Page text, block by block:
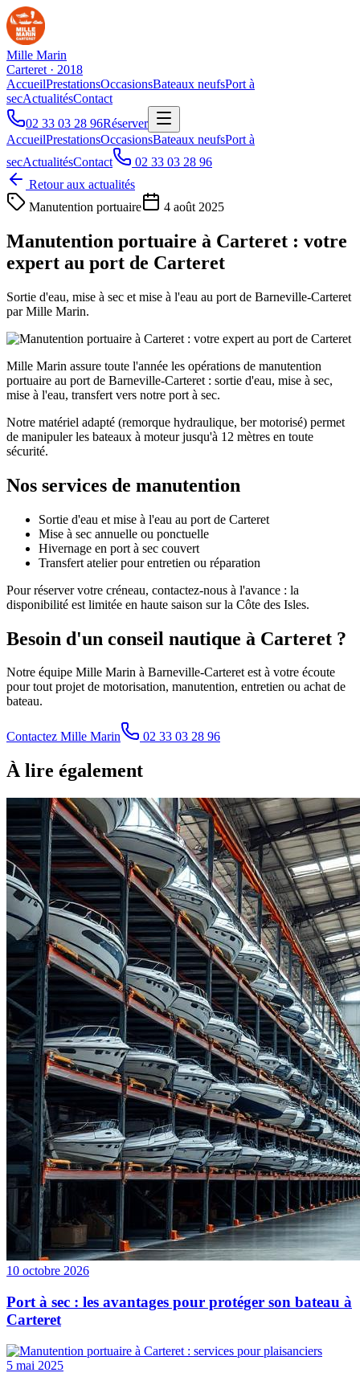
Mille Marin
Carteret · 2018
AccueilPrestationsOccasionsBateaux neufsPort à
secActualitésContact
02 33 03 28 96Réserver
AccueilPrestationsOccasionsBateaux neufsPort à
secActualitésContact
02 33 03 28 96
Retour aux actualités
Manutention portuaire
4 août 2025
Manutention portuaire à Carteret : votre
expert au port de Carteret
Sortie d'eau, mise à sec et mise à l'eau au port de Barneville-Carteret
par Mille Marin.
Mille Marin assure toute l'année les opérations de manutention
portuaire au port de Barneville-Carteret : sortie d'eau, mise à sec,
mise à l'eau, transfert vers notre port à sec.
Notre matériel adapté (remorque hydraulique, ber motorisé) permet
de manipuler les bateaux à moteur jusqu'à 12 mètres en toute
sécurité.
Nos services de manutention
Sortie d'eau et mise à l'eau au port de Carteret
Mise à sec annuelle ou ponctuelle
Hivernage en port à sec couvert
Transfert atelier pour entretien ou réparation
Pour réserver votre créneau, contactez-nous à l'avance : la
disponibilité est limitée en haute saison sur la Côte des Isles.
Besoin d'un conseil nautique à Carteret ?
Notre équipe Mille Marin à Barneville-Carteret est à votre écoute
pour tout projet de motorisation, manutention, entretien ou achat de
bateau.
Contactez Mille Marin 02 33 03 28 96
À lire également
10 octobre 2026
Port à sec : les avantages pour protéger son bateau à
Carteret
5 mai 2025